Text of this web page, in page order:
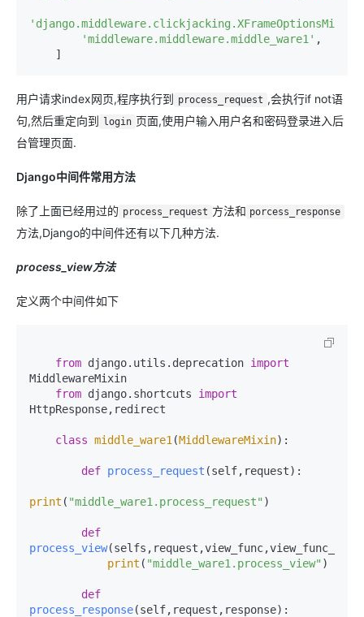
'middleware.middleware.middle_ware1' ,
    ]
用户请求index网页,程序执行到 process_request ,会执行if not语
句,然后重定向到 login 页面,使用户输入用户名和密码登录进入后
台管理页面.
Django中间件常用方法
除了上面已经用过的 process_request 方法和 porcess_response
方法,Django的中间件还有以下几种方法.
process_view方法
定义两个中间件如下
from django.utils.deprecation import
MiddlewareMixin
from django.shortcuts import
HttpResponse,redirect
class middle_ware1 (MiddlewareMixin):
def process_request (self,request):
print ( "middle_ware1.process_request" )
def
process_view(
print ( "middle_ware1.process_view" )
def
process_response(self,request,response):